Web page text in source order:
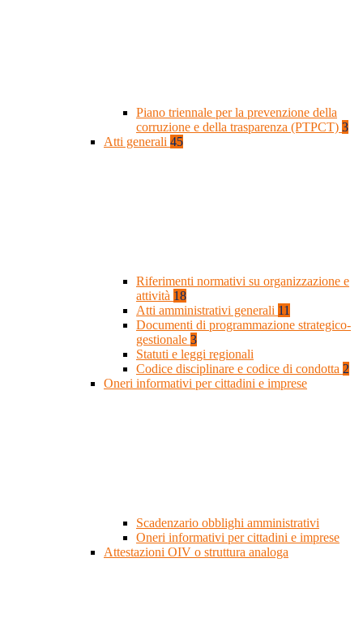
Piano triennale per la prevenzione della
corruzione e della trasparenza (PTPCT) 3
Atti generali 45
Riferimenti normativi su organizzazione e
attività 18
Atti amministrativi generali 11
Documenti di programmazione strategico-
gestionale 3
Statuti e leggi regionali
Codice disciplinare e codice di condotta 2
Oneri informativi per cittadini e imprese
Scadenzario obblighi amministrativi
Oneri informativi per cittadini e imprese
Attestazioni OIV o struttura analoga